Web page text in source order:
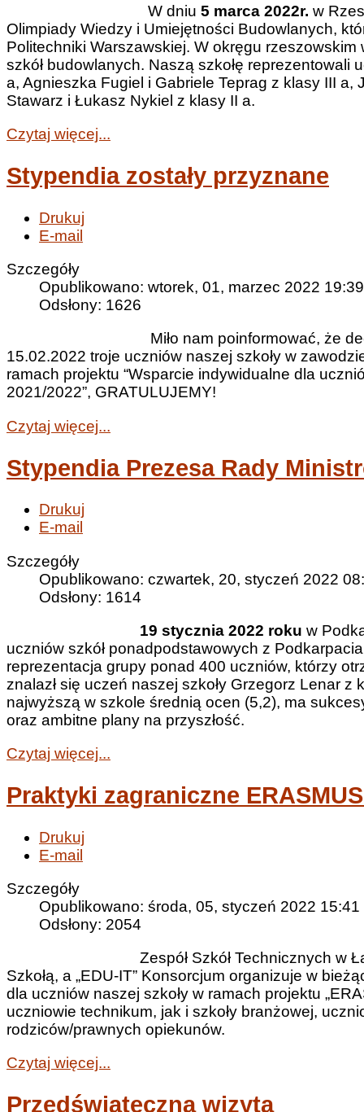
W dniu 5 marca 2022r. w
Olimpiady Wiedzy i Umiejętności Budowlanych,
Politechniki Warszawskiej. W okręgu
szkół budowlanych. Naszą szkołę
a, Agnieszka Fugiel i Gabriele Teprag z klasy III
Stawarz i Łukasz Nykiel z klasy II a.
Czytaj więcej...
Stypendia zostały przyznane
Drukuj
E-mail
Szczegóły
Opublikowano: wtorek, 01, marzec 2022 19:39
Odsłony: 1626
Miło nam poinformować, że
15.02.2022 troje uczniów naszej szkoły w
ramach projektu “Wsparcie indywidualne dla
2021/2022”, GRATULUJEMY!
Czytaj więcej...
Stypendia Prezesa Rady
Drukuj
E-mail
Szczegóły
Opublikowano: czwartek, 20, styczeń 2022
Odsłony: 1614
19 stycznia 2022 roku w
uczniów szkół ponadpodstawowych z
reprezentacja grupy ponad 400 uczniów, którzy
znalazł się uczeń naszej szkoły Grzegorz Lenar
najwyższą w szkole średnią ocen (5,2), ma
oraz ambitne plany na przyszłość.
Czytaj więcej...
Praktyki zagraniczne
Drukuj
E-mail
Szczegóły
Opublikowano: środa, 05, styczeń 2022 15:41
Odsłony: 2054
Zespół Szkół Technicznych w
Szkołą, a „EDU-IT” Konsorcjum organizuje w
dla uczniów naszej szkoły w ramach projektu
uczniowie technikum, jak i szkoły branżowej,
rodziców/prawnych opiekunów.
Czytaj więcej...
Przedświąteczna wizyta